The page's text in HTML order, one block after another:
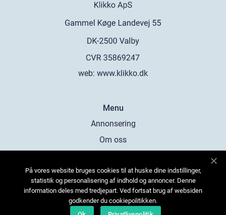
web: www.klikko.dk
Menu
Annonsering
Om oss
Kontakta oss
Sitemap
På vores website bruges cookies til at huske dine indstillinger,
statistik og personalisering af indhold og annoncer. Denne
information deles med tredjepart. Ved fortsat brug af websiden
godkender du cookiepolitikken.